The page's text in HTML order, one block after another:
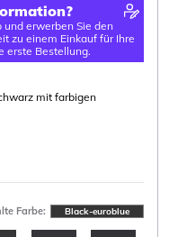
und erwerben Sie den
zu einem Einkauf für Ihre
erste Bestellung.
mit farbigen
Farbe: Black-euroblue